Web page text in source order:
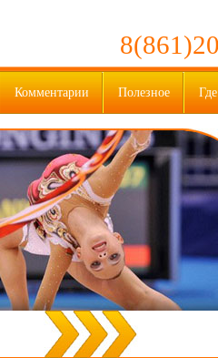
Комментарии Полезное